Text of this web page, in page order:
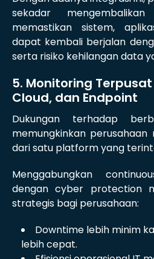
sekadar
memastikan sistem,
dapat kembali berjalan
serta risiko kehilangan data
5. Monitoring
Cloud, dan Endpoint
Dukungan terhadap
memungkinkan
dari satu platform yang
Menggabungkan
dengan cyber protection
strategis bagi perusahaan:
Downtime lebih minim
lebih cepat.